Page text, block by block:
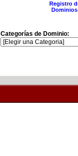
Registro
Categorías de Dominio: